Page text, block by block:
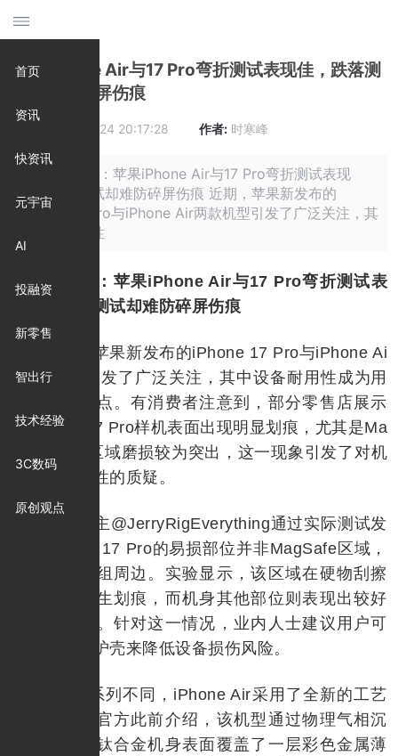
首页
资讯
快资讯
元宇宙
AI
投融资
新零售
智出行
技术经验
3C数码
原创观点
苹果iPhone Air与17 Pro弯折测试表现佳，跌落测
试却难防碎屏伤痕
2025-09-24 20:17:28 作者: 时寒峰
摘要: 原标题：苹果iPhone Air与17 Pro弯折测试表现
佳，跌落测试却难防碎屏伤痕 近期，苹果新发布的
iPhone 17 Pro与iPhone Air两款机型引发了广泛关注，其
中设备耐用性
原标题：苹果iPhone Air与17 Pro弯折测试表
现佳，跌落测试却难防碎屏伤痕
近期，苹果新发布的iPhone 17 Pro与iPhone Ai
r两款机型引发了广泛关注，其中设备耐用性成为用
户讨论的焦点。有消费者注意到，部分零售店展示
的iPhone 17 Pro样机表面出现明显划痕，尤其是Ma
gSafe磁吸区域磨损较为突出，这一现象引发了对机
身材质抗刮性的质疑。
科技博主@JerryRigEverything通过实际测试发
现，iPhone 17 Pro的易损部位并非MagSafe区域，
而是相机模组周边。实验显示，该区域在硬物刮擦
下更容易产生划痕，而机身其他部位则表现出较好
的抗刮性能。针对这一情况，业内人士建议用户可
通过佩戴保护壳来降低设备损伤风险。
与Pro系列不同，iPhone Air采用了全新的工艺
设计。苹果官方此前介绍，该机型通过物理气相沉
积技术，在钛合金机身表面覆盖了一层彩色金属薄